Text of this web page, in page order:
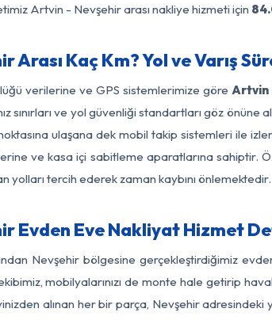
Artvin - Nevşehir arası nakliye hizmeti için
Arası Kaç Km? Yol ve Varış
verilerine ve GPS sistemlerimize göreArtvin
hız sınırları ve yol güvenliği standartları göz
ulaşana dek mobil takip sistemleri ile
ve kasa içi sabitleme aparatlarına sahiptir.
yolları tercih ederek zaman kaybını önlemektedir.
Evden Eve Nakliyat Hizmet
Nevşehir bölgesine gerçekleştirdiğimiz
mobilyalarınızı de monte hale getirip
alınan her bir parça, Nevşehir